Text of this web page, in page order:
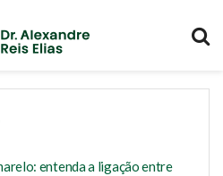
entenda a ligação entre